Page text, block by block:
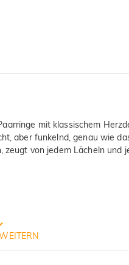
mit klassischem
aber funkelnd, genau wie
von jedem Lächeln